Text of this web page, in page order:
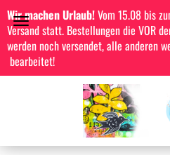
Wir machen Urlaub!Vom 15.08 bis
Versand statt. Bestellungen die VOR
werden noch versendet, alle anderen
bearbeitet!